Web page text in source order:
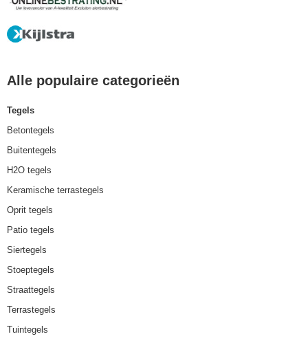
Alle populaire categorieën
Tegels
Betontegels
Buitentegels
H2O tegels
Keramische terrastegels
Oprit tegels
Patio tegels
Siertegels
Stoeptegels
Straattegels
Terrastegels
Tuintegels